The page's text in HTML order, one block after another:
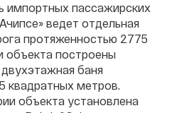
импортных пассажирских
ведет отдельная
протяженностью 2775
объекта построены
баня
квадратных метров.
объекта установлена